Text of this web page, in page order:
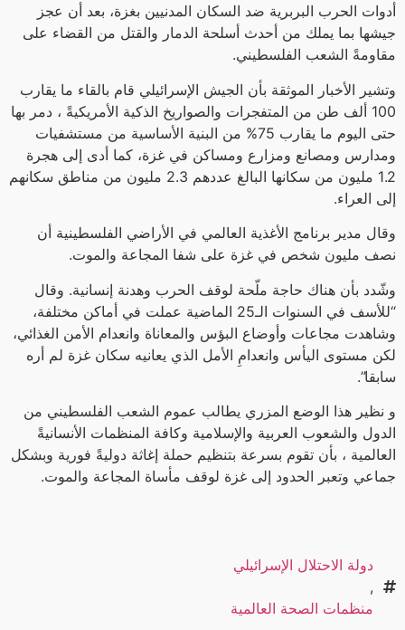
أدوات الحرب البربرية ضد السكان المدنيين بغزة، بعد أن عجز
جيشها بما يملك من أحدث أسلحة الدمار والقتل من القضاء على
مقاومةً الشعب الفلسطيني.
وتشير الأخبار الموثقة بأن الجيش الإسرائيلي قام بالقاء ما يقارب
100 ألف طن من المتفجرات والصواريخ الذكية الأمريكيةً ، دمر بها
حتى اليوم ما يقارب 75% من البنية الأساسية من مستشفيات
ومدارس ومصانع ومزارع ومساكن في غزة، كما أدى إلى هجرة
1.2 مليون من سكانها البالغ عددهم 2.3 مليون من مناطق سكانهم
إلى العراء.
وقال مدير برنامج الأغذية العالمي في الأراضي الفلسطينية أن
نصف مليون شخص في غزة على شفا المجاعة والموت.
وشّدد بأن هناك حاجة ملّحة لوقف الحرب وهدنة إنسانية. وقال
“للأسف في السنوات الـ25 الماضية عملت في أماكن مختلفة،
وشاهدت مجاعات وأوضاع البؤس والمعاناة وانعدام الأمن الغذائي،
لكن مستوى اليأس وانعدامِ الأمل الذي يعانيه سكان غزة لم أره
سابقا”.
و نظير هذا الوضع المزري يطالب عموم الشعب الفلسطيني من
الدول والشعوب العربية والإسلامية وكافة المنظمات الأنسانيةً
العالمية ، بأن تقوم بسرعة بتنظيم حملة إغاثة دوليةً فورية وبشكل
جماعي وتعبر الحدود إلى غزة لوقف مأساة المجاعة والموت.
دولة الاحتلال الإسرائيلي
,
منظمات الصحة العالمية